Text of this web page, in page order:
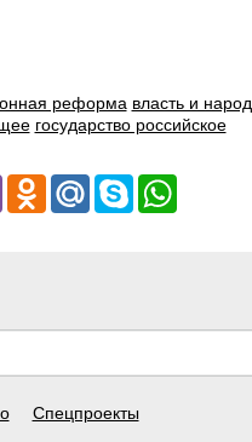
реформа власть и народ
государство российское
Viber Odnoklassniki
Mail.RuSkypeWhatsApp
Спецпроекты